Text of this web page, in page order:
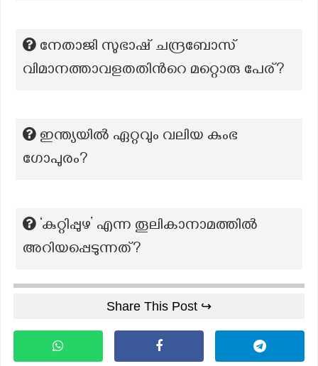
നേതാജി സുഭാഷ് ചന്ദ്രബോസ്
വിമാനത്താവളതതിന്‍റെ മറ്റൊരു പേര്?
ഇന്ത്യയിൽ ഏറ്റവും വലിയ കുംഭ
ഗോപുരം?
‘കുറ്റിപ്പുഴ’ എന്ന തൂലികാനാമത്തില്‍
അറിയപ്പെടുന്നത്?
Share This Post ↪